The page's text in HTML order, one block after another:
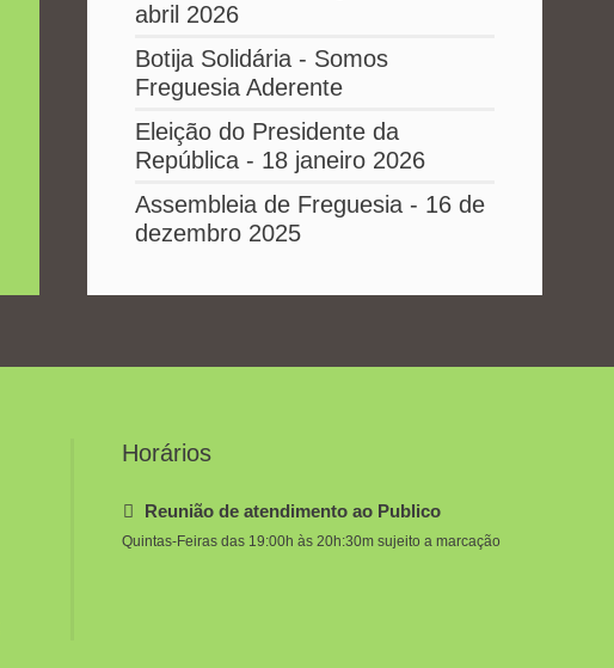
abril 2026
Botija Solidária - Somos
Freguesia Aderente
Eleição do Presidente da
República - 18 janeiro 2026
Assembleia de Freguesia - 16 de
dezembro 2025
Horários
Reunião de atendimento ao Publico
Quintas-Feiras das 19:00h às 20h:30m sujeito a marcação